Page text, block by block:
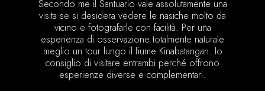
Secondo me il Santuario vale assolutamente una
visita se si desidera vedere le nasiche molto da
vicino e fotografarle con facilità. Per una
esperienza di osservazione totalmente naturale
meglio un tour lungo il fiume Kinabatangan. Io
consiglio di visitare entrambi perché offrono
esperienze diverse e complementari.